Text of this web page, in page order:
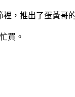
，推出了蛋黃哥
買。